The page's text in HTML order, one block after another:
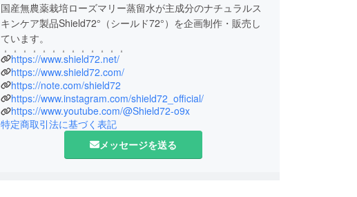
国産無農薬栽培ローズマリー蒸留水が主成分のナチュラルス
キンケア製品Shield72°（シールド72°）を企画制作・販売し
ています。
☆☆☆☆☆☆☆☆☆☆☆☆☆
ハーブのちから、自然のめぐみ
「いまこそ！ナチュラルスキンケア」
ローズマリーから生まれたオーガニックアロマ100%のスキ
ンケアシリーズ。
☆☆☆☆☆☆☆☆☆☆☆☆☆
ハーブのふしぎな歴史には、聖なる神話から民間に口承され
https://www.shield72.net/
https://www.shield72.com/
https://note.com/shield72
https://www.instagram.com/shield72_official/
https://www.youtube.com/@Shield72-o9x
特定商取引法に基づく表記
メッセージを送る